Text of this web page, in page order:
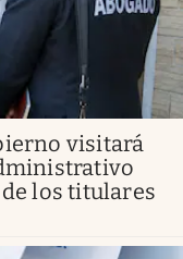
visitará
los titulares